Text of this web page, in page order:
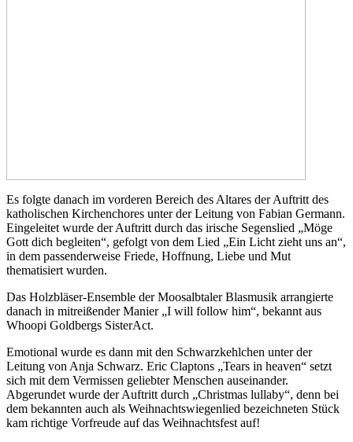
Es folgte danach im vorderen Bereich des Altares der Auftritt des
katholischen Kirchenchores unter der Leitung von Fabian Germann.
Eingeleitet wurde der Auftritt durch das irische Segenslied „Möge
Gott dich begleiten“, gefolgt von dem Lied „Ein Licht zieht uns an“,
in dem passenderweise Friede, Hoffnung, Liebe und Mut
thematisiert wurden.
Das Holzbläser-Ensemble der Moosalbtaler Blasmusik arrangierte
danach in mitreißender Manier „I will follow him“, bekannt aus
Whoopi Goldbergs SisterAct.
Emotional wurde es dann mit den Schwarzkehlchen unter der
Leitung von Anja Schwarz. Eric Claptons „Tears in heaven“ setzt
sich mit dem Vermissen geliebter Menschen auseinander.
Abgerundet wurde der Auftritt durch „Christmas lullaby“, denn bei
dem bekannten auch als Weihnachtswiegenlied bezeichneten Stück
kam richtige Vorfreude auf das Weihnachtsfest auf!